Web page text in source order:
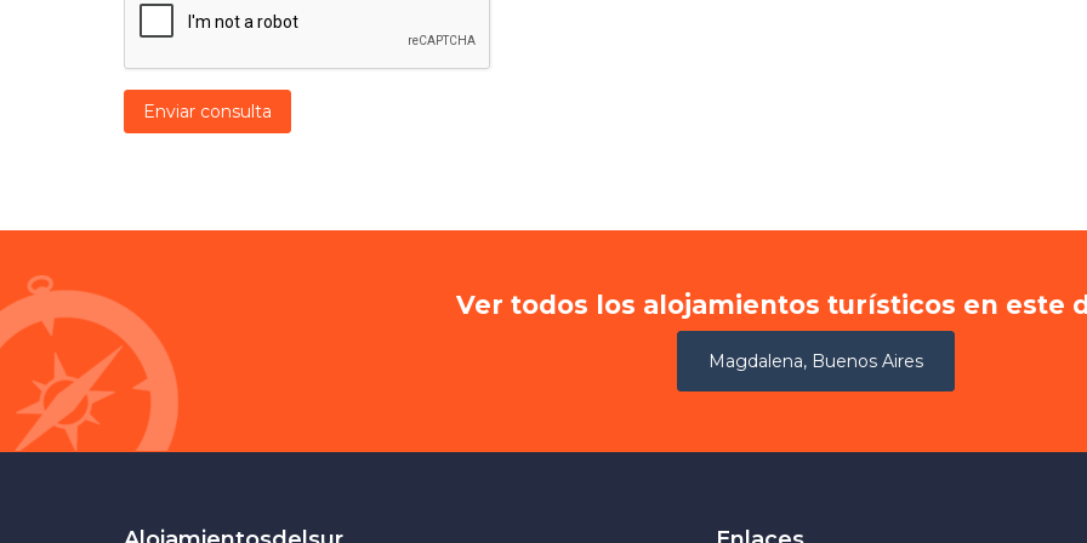
Enviar consulta
Ver todos los alojamientos turísticos en este
Magdalena, Buenos Aires